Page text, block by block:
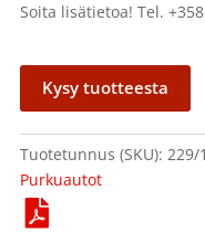
Soita lisätietoa! Tel.
Kysy tuotteesta
Tuotetunnus (SKU): 229/
Purkuautot